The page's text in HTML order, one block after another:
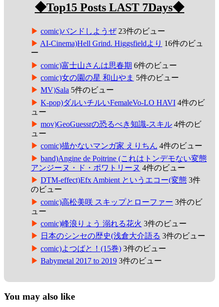
◆Top15 Posts LAST 7Days◆
comic)バンドしようぜ 23件のビュー
AI-Cinema)Hell Grind. Higgsfieldより 16件のビュ
ー
comic)富士山さんは思春期 6件のビュー
comic)女の園の星 和山やま 5件のビュー
MV)Sala 5件のビュー
K-pop)ダルいチルいFemaleVo-LO HAVI 4件のビ
ュー
mov)GeoGuessrの恐るべき知識-スキル 4件のビ
ュー
comic)描かないマンガ家 えりちん 4件のビュー
band)Angine de Poitrine (これはトンデモない変態
アンジーヌ・ド・ポワトリーヌ 4件のビュー
DTM-effect)Efx Ambient というエコー(変態 3件
のビュー
comic)高松美咲 スキップとローファー 3件のビ
ュー
comic)峰浪りょう 溺れる花火 3件のビュー
日本のシンセの歴史(浅倉大介語る 3件のビュー
comic)よつばと！(15巻) 3件のビュー
Babymetal 2017 to 2019 3件のビュー
You may also like